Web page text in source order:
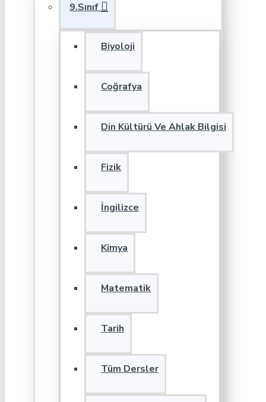
9.Sınıf
Biyoloji
Coğrafya
Din Kültürü Ve Ahlak Bilgisi
Fizik
İngilizce
Kimya
Matematik
Tarih
Tüm Dersler